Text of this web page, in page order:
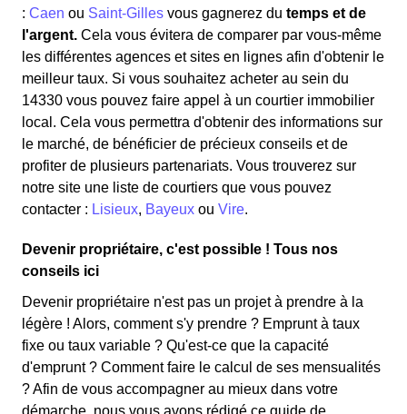
: Caen ou Saint-Gilles vous gagnerez du temps et de
l'argent. Cela vous évitera de comparer par vous-même
les différentes agences et sites en lignes afin d'obtenir le
meilleur taux. Si vous souhaitez acheter au sein du
14330 vous pouvez faire appel à un courtier immobilier
local. Cela vous permettra d'obtenir des informations sur
le marché, de bénéficier de précieux conseils et de
profiter de plusieurs partenariats. Vous trouverez sur
notre site une liste de courtiers que vous pouvez
contacter : Lisieux, Bayeux ou Vire.
Devenir propriétaire, c'est possible ! Tous nos
conseils ici
Devenir propriétaire n'est pas un projet à prendre à la
légère ! Alors, comment s'y prendre ? Emprunt à taux
fixe ou taux variable ? Qu'est-ce que la capacité
d'emprunt ? Comment faire le calcul de ses mensualités
? Afin de vous accompagner au mieux dans votre
démarche, nous vous avons rédigé ce guide de